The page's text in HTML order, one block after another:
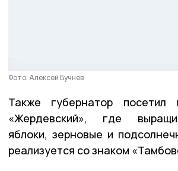
Фото: Алексей Бучнев
Также губернатор посетил
«Жердевский», где
яблоки, зерновые и
реализуется со знаком